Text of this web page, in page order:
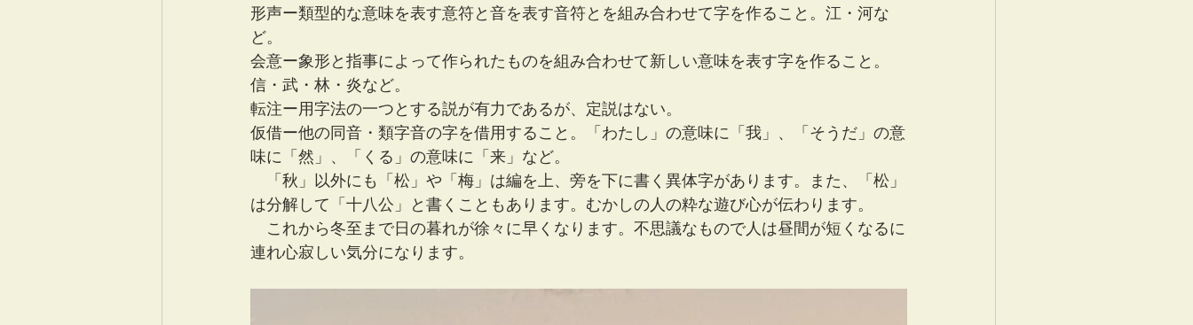
形声ー類型的な意味を表す意符と音を表す音符とを組み合わせて字を作ること。江・河な
ど。
会意ー象形と指事によって作られたものを組み合わせて新しい意味を表す字を作ること。
信・武・林・炎など。
転注ー用字法の一つとする説が有力であるが、定説はない。
仮借ー他の同音・類字音の字を借用すること。「わたし」の意味に「我」、「そうだ」の意
味に「然」、「くる」の意味に「来」など。
「秋」以外にも「松」や「梅」は編を上、旁を下に書く異体字があります。また、「松」
は分解して「十八公」と書くこともあります。むかしの人の粋な遊び心が伝わります。
これから冬至まで日の暮れが徐々に早くなります。不思議なもので人は昼間が短くなるに
連れ心寂しい気分になります。